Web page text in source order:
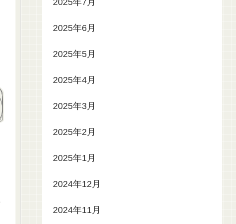
2025年7月
2025年6月
2025年5月
2025年4月
2025年3月
2025年2月
2025年1月
2024年12月
2024年11月